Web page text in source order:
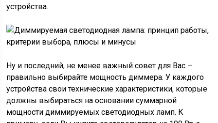
устройства.
Ну и последний, не менее важный совет для Вас –
правильно выбирайте мощность диммера. У каждого
устройства свои технические характеристики, которые
должны выбираться на основании суммарной
мощности диммируемых светодиодных ламп. К